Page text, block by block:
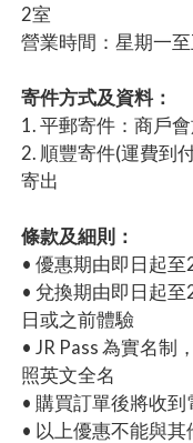
2室
營業時間：星期一
寄件方式及資料：
1. 平郵寄件：商戶
2. 順豐寄件(運費到
寄出
條款及細則：
• 優惠期由即日起
• 兌換期由即日起
日或之前體驗
• JR Pass 為實名制
照英文全名
• 購買訂單後將收
• 以上優惠不能與